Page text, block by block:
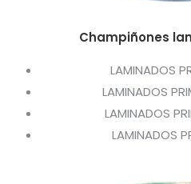
Champiñones
LAMINADOS
LAMINADOS
LAMINADOS
LAMINADOS